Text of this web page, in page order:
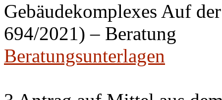
Gebäudekomplexes Auf
694/2021) – Beratung
Beratungsunterlagen